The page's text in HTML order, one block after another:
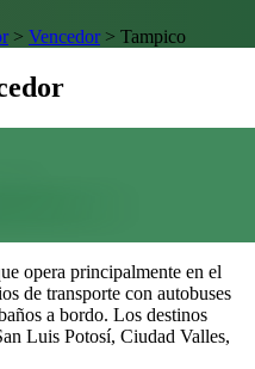
> Vencedor> Tampico
opera principalmente en el
de transporte con autobuses
a bordo. Los destinos
Luis Potosí, Ciudad Valles,